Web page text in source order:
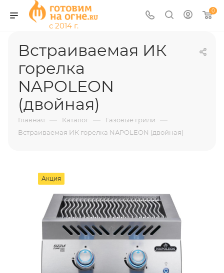
0
Встраиваемая ИК
горелка
NAPOLEON
(двойная)
Главная — Каталог — Газовые грили —
Встраиваемая ИК горелка NAPOLEON (двойная)
Акция